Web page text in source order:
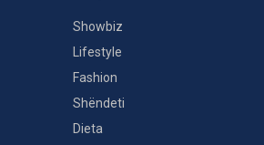
Showbiz
Lifestyle
Fashion
Shëndeti
Dieta